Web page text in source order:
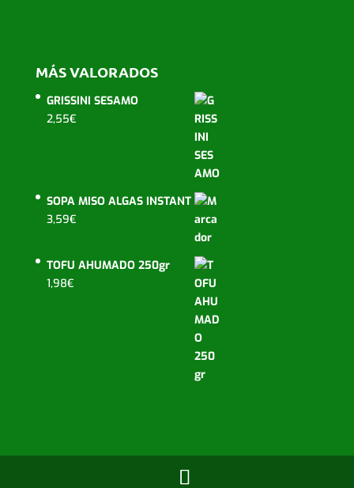
MÁS VALORADOS
GRISSINI SESAMO
2,55€
SOPA MISO ALGAS INSTANT
3,59€
TOFU AHUMADO 250gr
1,98€